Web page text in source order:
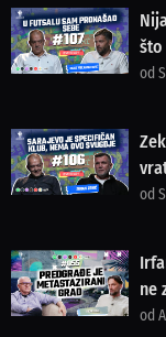
što
od
od
ne
od